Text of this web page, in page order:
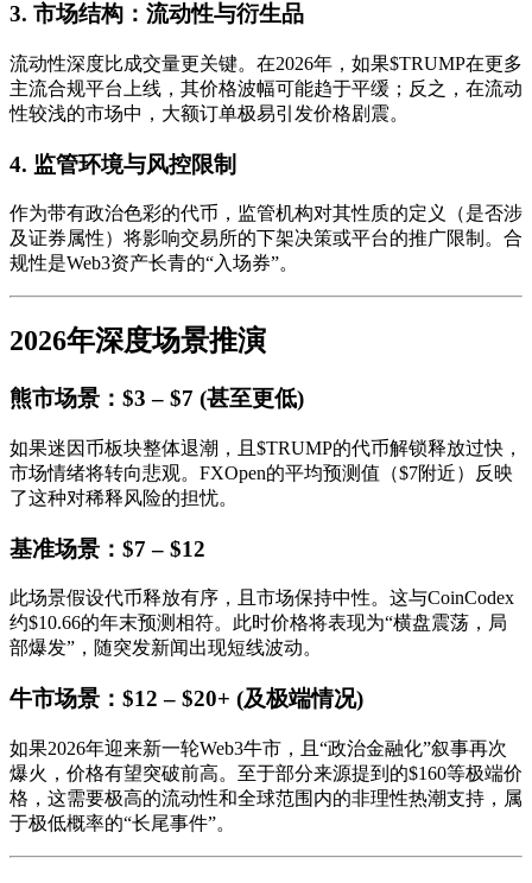
3. 市场结构：流动性与衍生品
流动性深度比成交量更关键。在2026年，如果$TRUMP在更多
主流合规平台上线，其价格波幅可能趋于平缓；反之，在流动
性较浅的市场中，大额订单极易引发价格剧震。
4. 监管环境与风控限制
作为带有政治色彩的代币，监管机构对其性质的定义（是否涉
及证券属性）将影响交易所的下架决策或平台的推广限制。合
规性是Web3资产长青的“入场券”。
2026年深度场景推演
熊市场景：$3 – $7 (甚至更低)
如果迷因币板块整体退潮，且$TRUMP的代币解锁释放过快，
市场情绪将转向悲观。FXOpen的平均预测值（$7附近）反映
了这种对稀释风险的担忧。
基准场景：$7 – $12
此场景假设代币释放有序，且市场保持中性。这与CoinCodex
约$10.66的年末预测相符。此时价格将表现为“横盘震荡，局
部爆发”，随突发新闻出现短线波动。
牛市场景：$12 – $20+ (及极端情况)
如果2026年迎来新一轮Web3牛市，且“政治金融化”叙事再次
爆火，价格有望突破前高。至于部分来源提到的$160等极端价
格，这需要极高的流动性和全球范围内的非理性热潮支持，属
于极低概率的“长尾事件”。